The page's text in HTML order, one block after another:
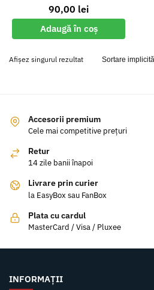
90,00 lei
Adaugă în coș
Afișez singurul rezultat
Accesorii premium
Cele mai competitive prețuri
Retur
14 zile banii înapoi
Livrare prin curier
la EasyBox sau FanBox
Plata cu cardul
MasterCard / Visa / Pluxee
INFORMAȚII